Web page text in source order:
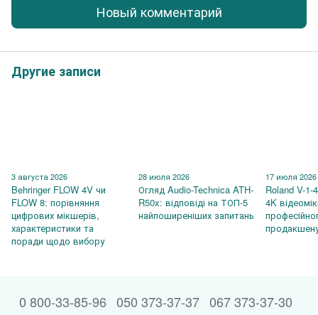
Новый комментарий
Другие записи
3 августа 2026
Behringer FLOW 4V чи
FLOW 8: порівняння
цифрових мікшерів,
характеристики та
поради щодо вибору
28 июля 2026
Огляд Audio-Technica ATH-
R50x: відповіді на ТОП-5
найпоширеніших запитань
17 июля 2026
Roland V-
4K
0 800-33-85-96 050 373-37-37 067 373-37-30